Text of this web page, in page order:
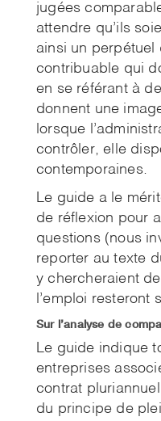
jugées
attendre qu’ils
ainsi un perpétuel
contribuable qui
en se référant à
donnent une
lorsque
contrôler, elle
contemporaines.
Le guide a le
de réflexion pour
questions (nous
reporter au texte
y chercheraient
l’emploi resteront
Sur l’analyse de
Le guide indique
entreprises
contrat
du principe de